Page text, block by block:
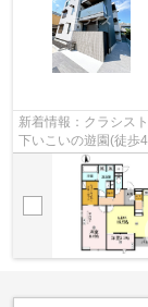
新着情報：クラシス
下いこいの遊園(徒歩
ードで決済したい方